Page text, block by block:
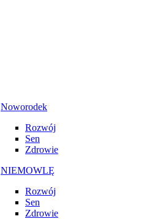
Noworodek
Rozwój
Sen
Zdrowie
NIEMOWLĘ
Rozwój
Sen
Zdrowie